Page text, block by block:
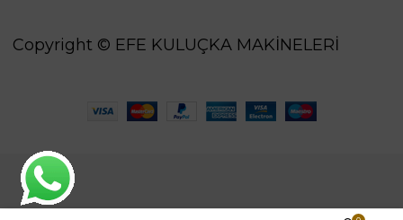
Copyright © EFE KULUÇKA MAKİNELERİ